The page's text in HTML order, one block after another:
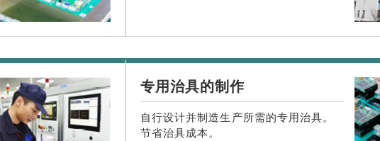
专用治具的制作
自行设计并制造生产所需的专用治具。
节省治具成本。